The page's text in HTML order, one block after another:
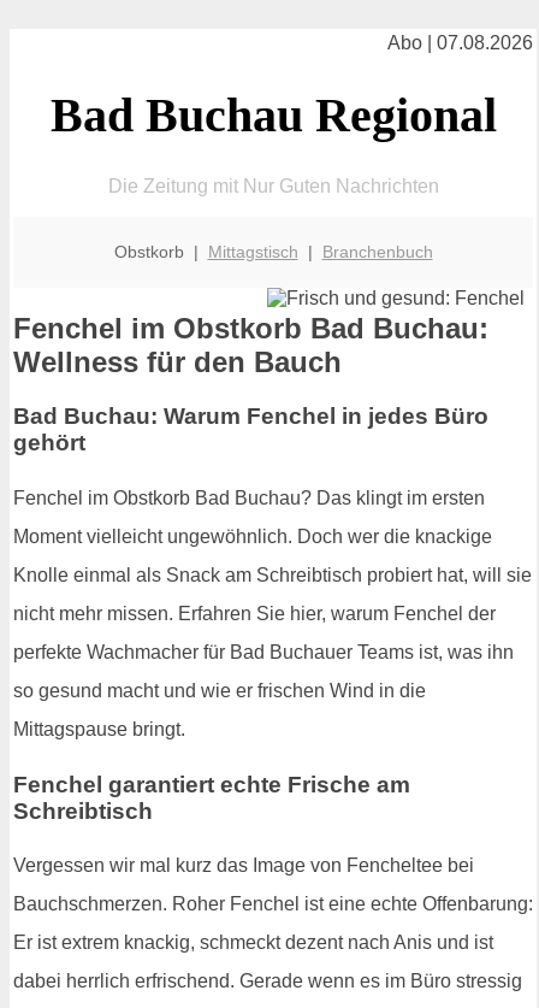
Abo | 07.08.2026
Bad Buchau Regional
Die Zeitung mit Nur Guten Nachrichten
Obstkorb | Mittagstisch | Branchenbuch
Fenchel im Obstkorb Bad Buchau:
Wellness für den Bauch
Bad Buchau: Warum Fenchel in jedes Büro
gehört
Fenchel im Obstkorb Bad Buchau? Das klingt im ersten
Moment vielleicht ungewöhnlich. Doch wer die knackige
Knolle einmal als Snack am Schreibtisch probiert hat, will sie
nicht mehr missen. Erfahren Sie hier, warum Fenchel der
perfekte Wachmacher für Bad Buchauer Teams ist, was ihn
so gesund macht und wie er frischen Wind in die
Mittagspause bringt.
Fenchel garantiert echte Frische am
Schreibtisch
Vergessen wir mal kurz das Image von Fencheltee bei
Bauchschmerzen. Roher Fenchel ist eine echte Offenbarung:
Er ist extrem knackig, schmeckt dezent nach Anis und ist
dabei herrlich erfrischend. Gerade wenn es im Büro stressig